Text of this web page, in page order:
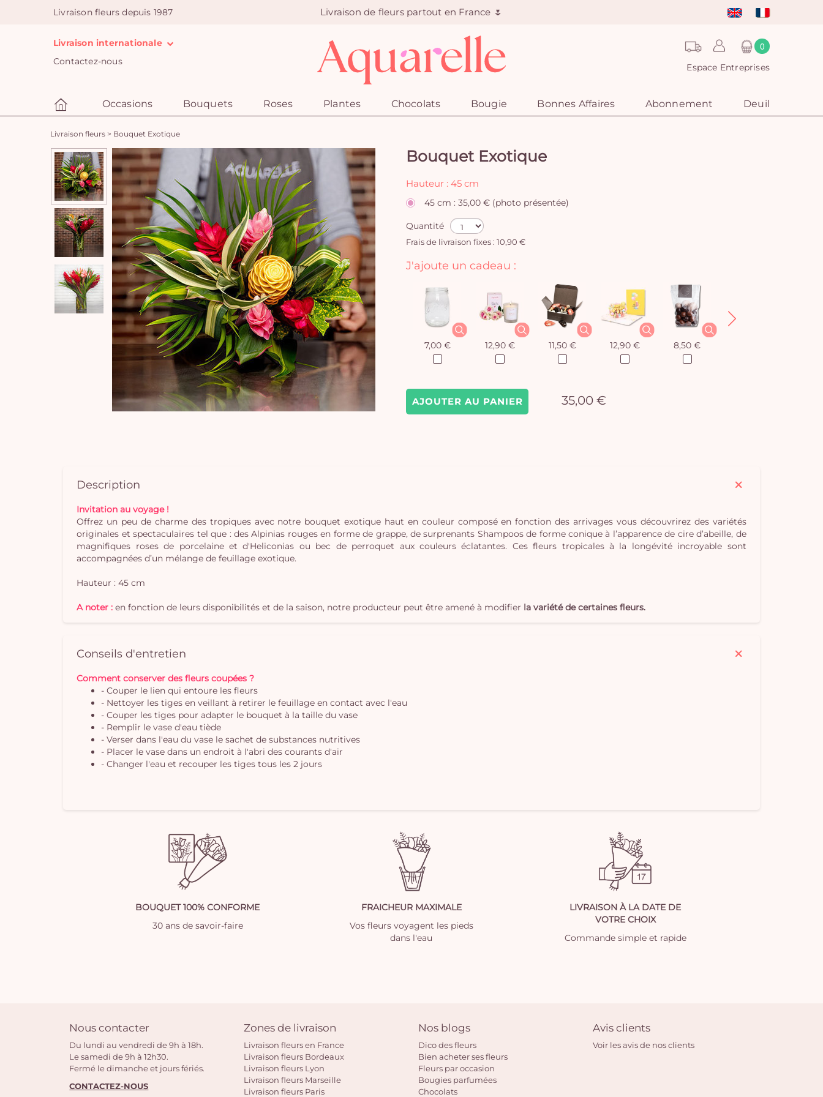
Livraison fleurs depuis 1987 Livraison de fleurs partout en France 🌷
Livraison internationale
Contactez-nous
0
Espace Entreprises
Occasions Bouquets Roses Plantes Chocolats Bougie Bonnes Affaires Abonnement Deuil
Livraison fleurs > Bouquet Exotique
Bouquet Exotique
Hauteur : 45 cm
45 cm : 35,00 € (photo présentée)
Quantité
Frais de livraison fixes : 10,90 €
AJOUTER AU PANIER 35,00 €
J'ajoute un cadeau :
7,00 € 12,90 € 11,50 € 12,90 € 8,50 €
Description
Invitation au voyage !
Offrez un peu de charme des tropiques avec notre bouquet exotique haut en couleur composé en fonction des arrivages vous découvrirez des variétés
originales et spectaculaires tel que : des Alpinias rouges en forme de grappe, de surprenants Shampoos de forme conique à l’apparence de cire d’abeille, de
magnifiques roses de porcelaine et d'Heliconias ou bec de perroquet aux couleurs éclatantes. Ces fleurs tropicales à la longévité incroyable sont
accompagnées d’un mélange de feuillage exotique.
Hauteur : 45 cm
A noter :en fonction de leurs disponibilités et de la saison, notre producteur peut être amené à modifier la variété de certaines fleurs.
Conseils d'entretien
Comment conserver des fleurs coupées ?
- Couper le lien qui entoure les fleurs
- Nettoyer les tiges en veillant à retirer le feuillage en contact avec l'eau
- Couper les tiges pour adapter le bouquet à la taille du vase
- Remplir le vase d'eau tiède
- Verser dans l'eau du vase le sachet de substances nutritives
- Placer le vase dans un endroit à l'abri des courants d'air
- Changer l'eau et recouper les tiges tous les 2 jours
BOUQUET 100% CONFORME
30 ans de savoir-faire
FRAICHEUR MAXIMALE
Vos fleurs voyagent les pieds
dans l'eau
LIVRAISON À LA DATE DE
VOTRE CHOIX
Commande simple et rapide
Nous contacter
Du lundi au vendredi de 9h à 18h.
Le samedi de 9h à 12h30.
Fermé le dimanche et jours fériés.
CONTACTEZ-NOUS
Zones de livraison
Livraison fleurs en France
Livraison fleurs Bordeaux
Livraison fleurs Lyon
Livraison fleurs Marseille
Livraison fleurs Paris
Nos blogs
Dico des fleurs
Bien acheter ses fleurs
Fleurs par occasion
Bougies parfumées
Chocolats
Avis clients
Voir les avis de nos clients